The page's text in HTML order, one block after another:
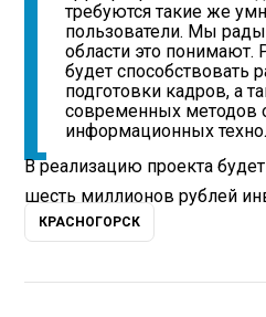
требуются такие же
пользователи. Мы
области это понимают.
будет способствовать
подготовки кадров, а
современных методов
информационных
В реализацию проекта
шесть миллионов рублей
КРАСНОГОРСК